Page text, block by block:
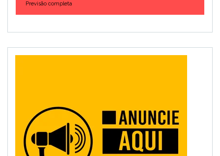
Previsão completa